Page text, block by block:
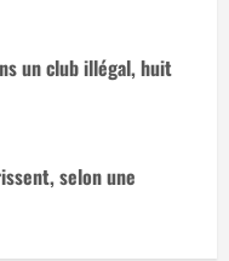
un club illégal, huit
selon une